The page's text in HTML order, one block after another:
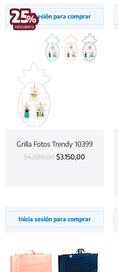
Inicia sesión para comprar
Grilla Fotos Trendy 10399
$4.200,00$3.150,00
Inicia sesión para comprar